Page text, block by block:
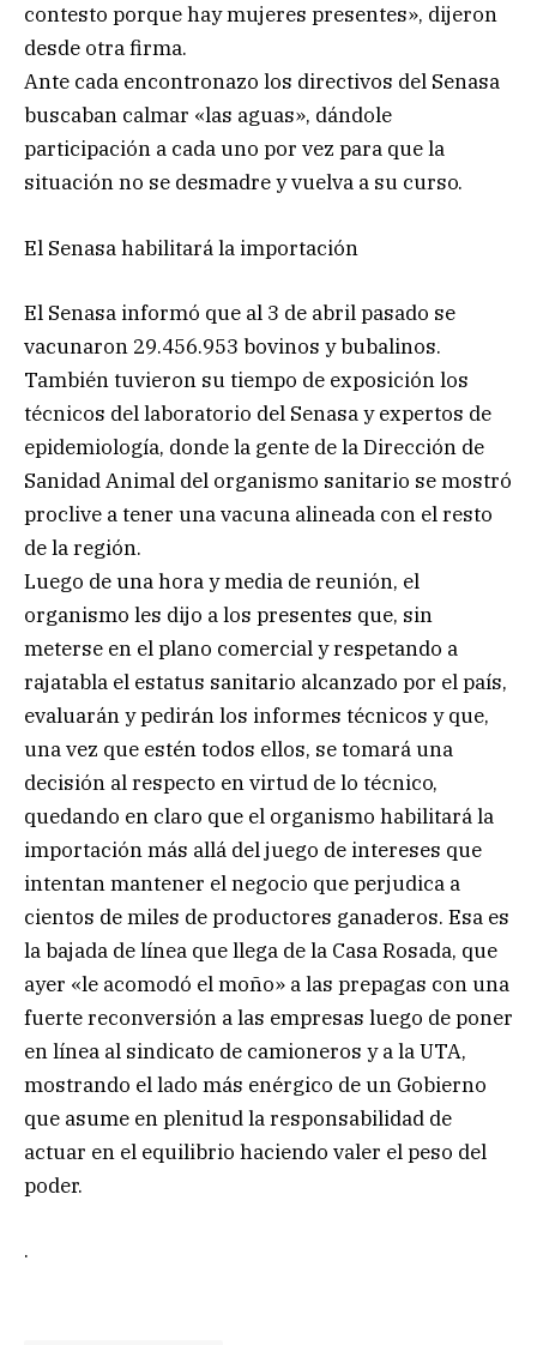
contesto porque hay mujeres presentes», dijeron
desde otra firma.
Ante cada encontronazo los directivos del Senasa
buscaban calmar «las aguas», dándole
participación a cada uno por vez para que la
situación no se desmadre y vuelva a su curso.
El Senasa habilitará la importación
El Senasa informó que al 3 de abril pasado se
vacunaron 29.456.953 bovinos y bubalinos.
También tuvieron su tiempo de exposición los
técnicos del laboratorio del Senasa y expertos de
epidemiología, donde la gente de la Dirección de
Sanidad Animal del organismo sanitario se mostró
proclive a tener una vacuna alineada con el resto
de la región.
Luego de una hora y media de reunión, el
organismo les dijo a los presentes que, sin
meterse en el plano comercial y respetando a
rajatabla el estatus sanitario alcanzado por el país,
evaluarán y pedirán los informes técnicos y que,
una vez que estén todos ellos, se tomará una
decisión al respecto en virtud de lo técnico,
quedando en claro que el organismo habilitará la
importación más allá del juego de intereses que
intentan mantener el negocio que perjudica a
cientos de miles de productores ganaderos. Esa es
la bajada de línea que llega de la Casa Rosada, que
ayer «le acomodó el moño» a las prepagas con una
fuerte reconversión a las empresas luego de poner
en línea al sindicato de camioneros y a la UTA,
mostrando el lado más enérgico de un Gobierno
que asume en plenitud la responsabilidad de
actuar en el equilibrio haciendo valer el peso del
poder.
.